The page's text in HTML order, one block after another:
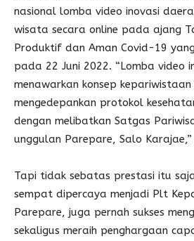
nasional lomba video inovasi
wisata secara online pada ajang
Produktif dan Aman Covid-19
pada 22 Juni 2022. “Lomba video
menawarkan konsep kepariwistaan
mengedepankan protokol
dengan melibatkan Satgas
unggulan Parepare, Salo
Tapi tidak sebatas prestasi itu
sempat dipercaya menjadi Plt
Parepare, juga pernah sukses
sekaligus meraih penghargaan